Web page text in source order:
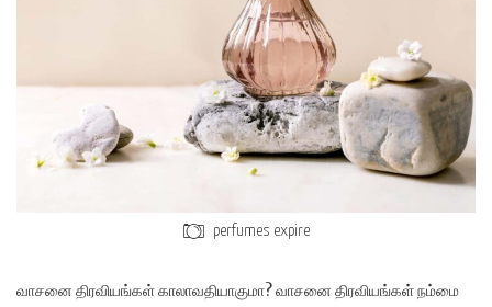
perfumes expire
வாசனை திரவியங்கள் காலாவதியாகுமா? வாசனை திரவியங்கள் நம்மை